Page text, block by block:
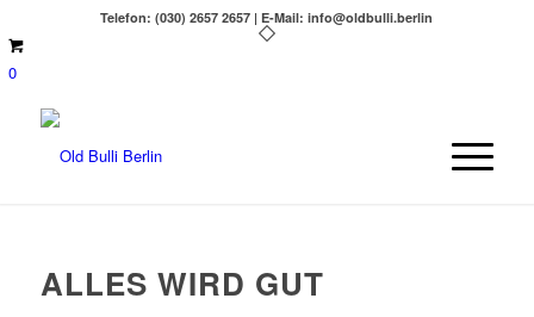
Telefon: (030) 2657 2657 | E-Mail: info@oldbulli.berlin
0
ALLES WIRD GUT